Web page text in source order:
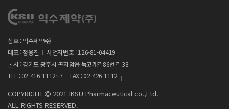
상호 : 익수제약㈜
대표 : 정용진
사업자번호 : 126-81-04419
본사 : 경기도 광주시 곤지암읍 독고개길86번길 38
TEL : 02-416-1112~7
FAX : 02-426-1112
COPYRIGHT
2021 IKSU Pharmaceutical co.,Ltd.
ALL RIGHTS RESERVED.